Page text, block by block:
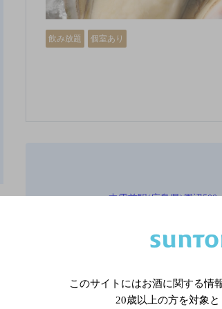
飲み放題 個室あり
中電前駅(広島県)周辺
※店
関連ペー
このサイトにはお酒に関する情
20歳以上の方を対象と